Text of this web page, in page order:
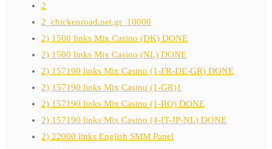
2
2_chickenroad.net.gr_10000
2) 1500 links Mix Casino (DK) DONE
2) 1500 links Mix Casino (NL) DONE
2) 157190 links Mix Casino (1-FR-DE-GR) DONE
2) 157190 links Mix Casino (1-GR)1
2) 157190 links Mix Casino (1-RO) DONE
2) 157190 links Mix Casino (4-IT-JP-NL) DONE
2) 22000 links English SMM Panel